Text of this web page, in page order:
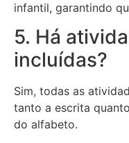
infantil, garantindo
5. Há
incluídas?
Sim, todas as
tanto a escrita
do alfabeto.